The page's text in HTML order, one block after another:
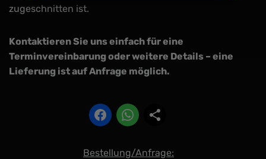
zugeschnitten ist.
Kontaktieren Sie uns einfach für eine
Terminvereinbarung oder weitere Details – eine
Lieferung ist auf Anfrage möglich.
Bestellung/Anfrage: